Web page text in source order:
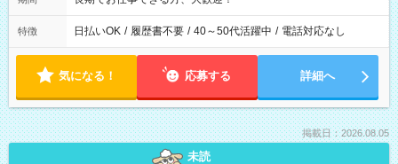
特徴 日払いOK / 履歴書不要 / 40～50代活躍中 / 電話対応なし
気になる！ 応募する 詳細へ
掲載日：2026.08.05
未読